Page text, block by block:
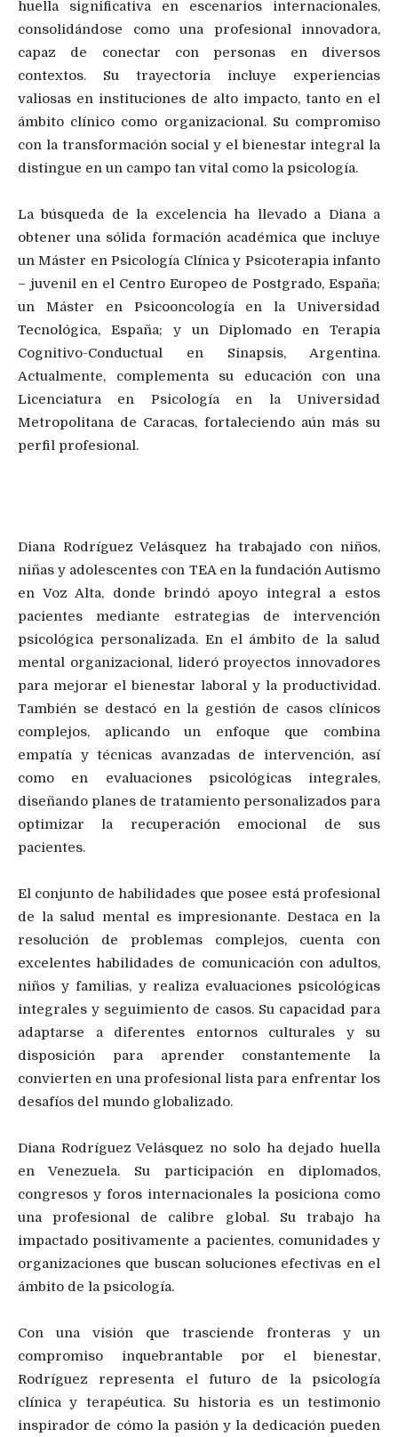
huella significativa en escenarios internacionales,
consolidándose como una profesional innovadora,
capaz de conectar con personas en diversos
contextos. Su trayectoria incluye experiencias
valiosas en instituciones de alto impacto, tanto en el
ámbito clínico como organizacional. Su compromiso
con la transformación social y el bienestar integral la
distingue en un campo tan vital como la psicología.
La búsqueda de la excelencia ha llevado a Diana a
obtener una sólida formación académica que incluye
un Máster en Psicología Clínica y Psicoterapia infanto
– juvenil en el Centro Europeo de Postgrado, España;
un Máster en Psicooncología en la Universidad
Tecnológica, España; y un Diplomado en Terapia
Cognitivo-Conductual en Sinapsis, Argentina.
Actualmente, complementa su educación con una
Licenciatura en Psicología en la Universidad
Metropolitana de Caracas, fortaleciendo aún más su
perfil profesional.
Diana Rodríguez Velásquez ha trabajado con niños,
niñas y adolescentes con TEA en la fundación Autismo
en Voz Alta, donde brindó apoyo integral a estos
pacientes mediante estrategias de intervención
psicológica personalizada. En el ámbito de la salud
mental organizacional, lideró proyectos innovadores
para mejorar el bienestar laboral y la productividad.
También se destacó en la gestión de casos clínicos
complejos, aplicando un enfoque que combina
empatía y técnicas avanzadas de intervención, así
como en evaluaciones psicológicas integrales,
diseñando planes de tratamiento personalizados para
optimizar la recuperación emocional de sus
pacientes.
El conjunto de habilidades que posee está profesional
de la salud mental es impresionante. Destaca en la
resolución de problemas complejos, cuenta con
excelentes habilidades de comunicación con adultos,
niños y familias, y realiza evaluaciones psicológicas
integrales y seguimiento de casos. Su capacidad para
adaptarse a diferentes entornos culturales y su
disposición para aprender constantemente la
convierten en una profesional lista para enfrentar los
desafíos del mundo globalizado.
Diana Rodríguez Velásquez no solo ha dejado huella
en Venezuela. Su participación en diplomados,
congresos y foros internacionales la posiciona como
una profesional de calibre global. Su trabajo ha
impactado positivamente a pacientes, comunidades y
organizaciones que buscan soluciones efectivas en el
ámbito de la psicología.
Con una visión que trasciende fronteras y un
compromiso inquebrantable por el bienestar,
Rodríguez representa el futuro de la psicología
clínica y terapéutica. Su historia es un testimonio
inspirador de cómo la pasión y la dedicación pueden